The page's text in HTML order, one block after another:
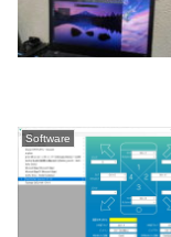
Software